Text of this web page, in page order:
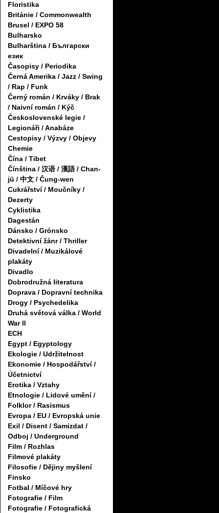
Floristika
Británie / Commonwealth
Brusel / EXPO 58
Bulharsko
Bulharština / Български
език
Časopisy / Periodika
Černá Amerika / Jazz / Swing
/ Rap / Funk
Černý román / Krváky / Brak
/ Naivní román / Kýč
Československé legie /
Legionáři / Anabáze
Cestopisy / Výzvy / Objevy
Chemie
Čína / Tibet
Čínština / 汉语 / 漢語 / Chan-
jü / 中文 / Čung-wen
Cukrářství / Moučníky /
Dezerty
Cyklistika
Dagestán
Dánsko / Grónsko
Detektivní žánr / Thriller
Divadelní / Muzikálové
plakáty
Divadlo
Dobrodružná literatura
Doprava / Dopravní technika
Drogy / Psychedelika
Druhá světová válka / World
War II
ECH
Egypt / Egyptology
Ekologie / Udržitelnost
Ekonomie / Hospodářství /
Účetnictví
Erotika / Vztahy
Etnologie / Lidové umění /
Folklor / Rasismus
Evropa / EU / Evropská unie
Exil / Disent / Samizdat /
Odboj / Underground
Film / Rozhlas
Filmové plakáty
Filosofie / Dějiny myšlení
Finsko
Fotbal / Míčové hry
Fotografie / Film
Fotografie / Fotografická